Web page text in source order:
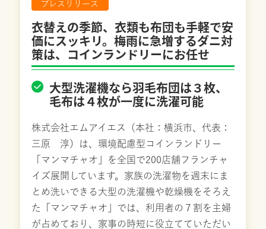
プレスリリース
衣替えの季節、衣類も布団も手軽で安
価にスッキリ。梅雨に急増するダニ対
策は、コインランドリーにお任せ
大型洗濯機なら羽毛布団は３枚、
毛布は４枚が一度に洗濯可能
株式会社エムアイエス（本社：横浜市、代表：
三原 淳）は、環境配慮型コインランドリー
「マンマチャオ」を全国で200店舗フランチャ
イズ展開しています。家族の洗濯物を週末にま
とめ洗いできる大型の洗濯機や乾燥機をそろえ
た「マンマチャオ」では、利用者の７割を主婦
が占めており、家事の時短に役立てていただい